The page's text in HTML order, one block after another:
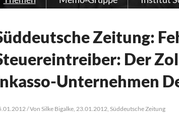
Zeitung:
Der
Unternehmen
/ Von Silke Bigalke, 23.01.2012, Süddeutsche Zeitung